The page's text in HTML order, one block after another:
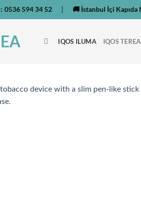
0536 594 34 52 🚚 İstanbul İçi
IQOS ILUMA IQOS TEREA